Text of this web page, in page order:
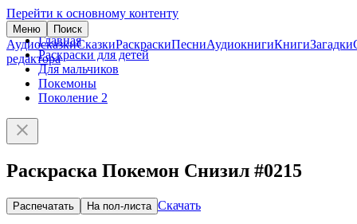
Перейти к основному контенту
Меню Поиск
АудиосказкиСказкиРаскраскиПесниАудиокнигиКнигиЗагадки
редактора
Главная
Раскраски для детей
Для мальчиков
Покемоны
Поколение 2
Раскраска Покемон Снизил #0215
Распечатать На пол-листа Скачать